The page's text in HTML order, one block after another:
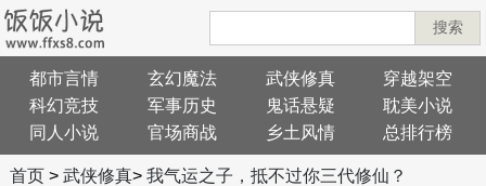
搜索
都市言情 玄幻魔法 武侠修真
穿越架空
科幻竞技
军事历史 鬼话悬疑
耽美小说
同人小说
官场商战 乡土风情 总排行榜
首页> 武侠修真> 我气运之子，抵不过你三代修仙？